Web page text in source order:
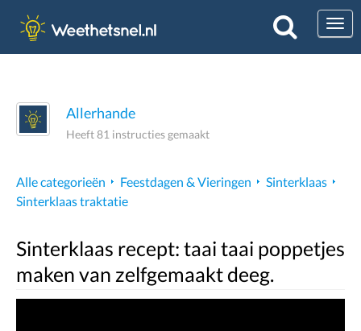
Allerhande
Heeft 81 instructies gemaakt
Alle categorieën Feestdagen & Vieringen
Sinterklaas
Sinterklaas traktatie
Sinterklaas recept: taai taai poppetjes
maken van zelfgemaakt deeg.